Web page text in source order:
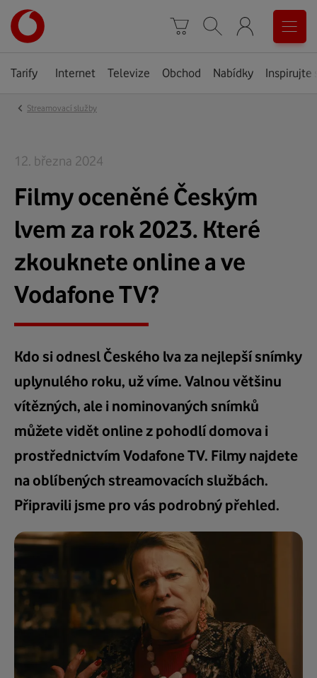
stránka
Košík Vyhledávání Menu
Tarify Internet Televize Obchod Nabídky Inspirujte
‹ Streamovací služby
12. března 2024
Filmy oceněné Českým
lvem za rok 2023. Které
zkouknete online a ve
Vodafone TV?
Kdo si odnesl Českého lva za nejlepší snímky
uplynulého roku, už víme. Valnou většinu
vítězných, ale i nominovaných snímků
můžete vidět online z pohodlí domova i
prostřednictvím Vodafone TV. Filmy najdete
na oblíbených streamovacích službách.
Připravili jsme pro vás podrobný přehled.